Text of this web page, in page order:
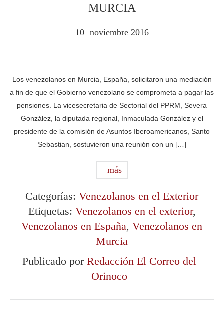
MURCIA
10 . noviembre 2016
Los venezolanos en Murcia, España, solicitaron una mediación
a fin de que el Gobierno venezolano se comprometa a pagar las
pensiones. La vicesecretaria de Sectorial del PPRM, Severa
González, la diputada regional, Inmaculada González y el
presidente de la comisión de Asuntos Iberoamericanos, Santo
Sebastian, sostuvieron una reunión con un […]
más
Categorías: Venezolanos en el Exterior
Etiquetas: Venezolanos en el exterior,
Venezolanos en España, Venezolanos en
Murcia
Publicado por Redacción El Correo del
Orinoco